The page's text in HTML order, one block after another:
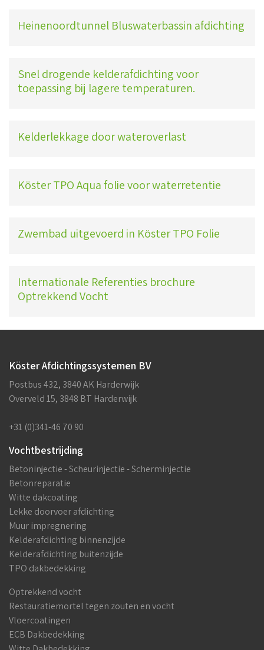
Heinenoordtunnel Bluswaterbassin afdichting
Snel drogende kelderafdichting voor
toepassing bij lagere temperaturen.
Kelderlekkage door wateroverlast
Köster TPO Aqua folie voor waterretentie
Zwembad uitgevoerd in Köster TPO Folie
Internationale Referenties brochure
Optrekkend Vocht
Köster Afdichtingssystemen BV
Postbus 432, 3840 AK Harderwijk
Overveld 15, 3848 BT Harderwijk
+31 (0)341-46 70 90
Vochtbestrijding
Betoninjectie - Scheurinjectie - Scherminjectie
Betonreparatie
Witte dakcoating
Lekke doorvoer afdichting
Muur impregnering
Kelderafdichting binnenzijde
Kelderafdichting buitenzijde
TPO dakbedekking
Optrekkend vocht
Restauratiemortel tegen zouten en vocht
Vloercoatingen
ECB Dakbedekking